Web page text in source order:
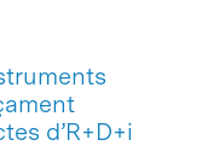
d’R+D+i